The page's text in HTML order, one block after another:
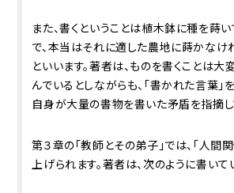
また、書くということは植木鉢に種を蒔
で、本当はそれに適した農地に蒔かなけ
といいます。著者は、ものを書くことは
んでいるとしながらも、「書かれた言葉」
自身が大量の書物を書いた矛盾を指摘し
第３章の「教師とその弟子」では、「人間
上げられます。著者は、次のように書いて